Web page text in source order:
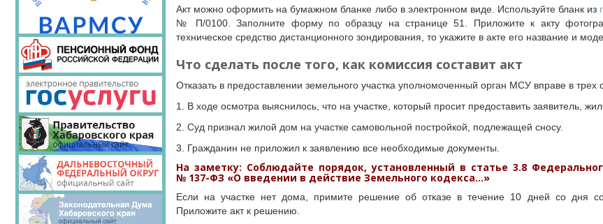
Акт можно оформить на бумажном бланке либо в электронном виде. Используйте бланк из
№ П/0100. Заполните форму по образцу на странице 51. Приложите к акту
техническое средство дистанционного зондирования, то укажите в акте его название и
Что сделать после того, как комиссия составит акт
Отказать в предоставлении земельного участка уполномоченный орган МСУ вправе в трех
1. В ходе осмотра выяснилось, что на участке, который просит предоставить заявитель,
2. Суд признал жилой дом на участке самовольной постройкой, подлежащей сносу.
3. Гражданин не приложил к заявлению все необходимые документы.
На заметку: Соблюдайте порядок, установленный в статье 3.8
№ 137-ФЗ «О введении в действие Земельного кодекса...»
Если на участке нет дома, примите решение об отказе в течение 10 дней со дня
Приложите акт к решению.